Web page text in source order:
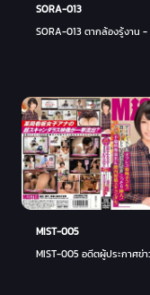
SORA-013
SORA-013 ตากล้องรู้งาน -
MIST-005
MIST-005 อดีตผู้ประกาศข่า